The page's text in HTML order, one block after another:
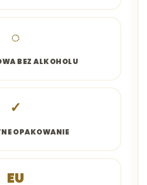
◌
BEZ ALKOHOLU
✓
OPAKOWANIE
EU